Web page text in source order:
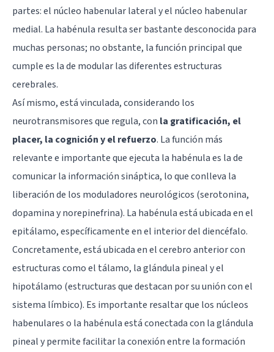
partes: el núcleo habenular lateral y el núcleo habenular
medial. La habénula resulta ser bastante desconocida para
muchas personas; no obstante, la función principal que
cumple es la de modular las diferentes estructuras
cerebrales.
Así mismo, está vinculada, considerando los
neurotransmisores que regula, con la gratificación, el
placer, la cognición y el refuerzo. La función más
relevante e importante que ejecuta la habénula es la de
comunicar la información sináptica, lo que conlleva la
liberación de los moduladores neurológicos (serotonina,
dopamina y norepinefrina). La habénula está ubicada en el
epitálamo, específicamente en el interior del diencéfalo.
Concretamente, está ubicada en el cerebro anterior con
estructuras como el tálamo, la glándula pineal y el
hipotálamo (estructuras que destacan por su unión con el
sistema límbico). Es importante resaltar que los núcleos
habenulares o la habénula está conectada con la glándula
pineal y permite facilitar la conexión entre la formación